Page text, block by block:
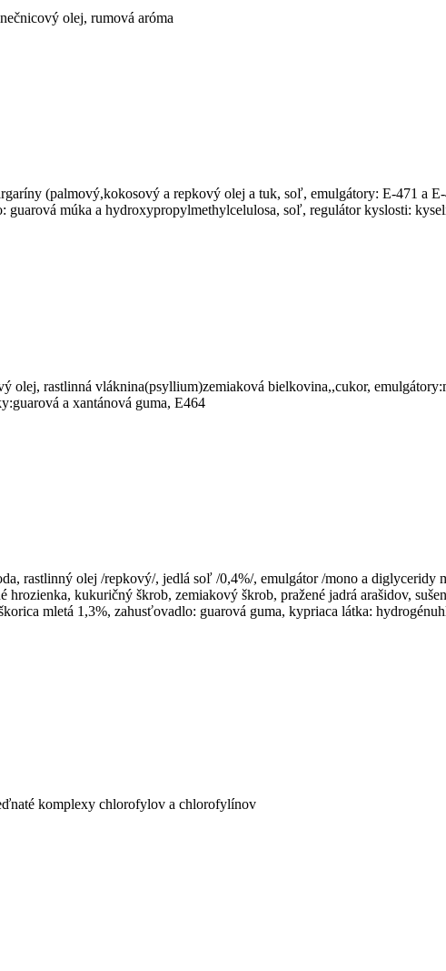
olej, rumová aróma
(palmový,kokosový a repkový olej a tuk, soľ, emulgátory: E-471 a
múka a hydroxypropylmethylcelulosa, soľ, regulátor kyslosti:
olej, rastlinná vláknina(psyllium)zemiaková bielkovina,,cukor,
a xantánová guma, E464
rastlinný olej /repkový/, jedlá soľ /0,4%/, emulgátor /mono a diglyceridy
kukuričný škrob, zemiakový škrob, pražené jadrá arašidov,
mletá 1,3%, zahusťovadlo: guarová guma, kypriaca látka:
komplexy chlorofylov a chlorofylínov